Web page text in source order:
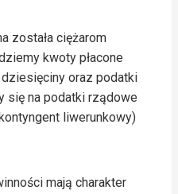
została ciężarom
kwoty płacone
oraz podatki
się na podatki rządowe
liwerunkowy)
mają charakter